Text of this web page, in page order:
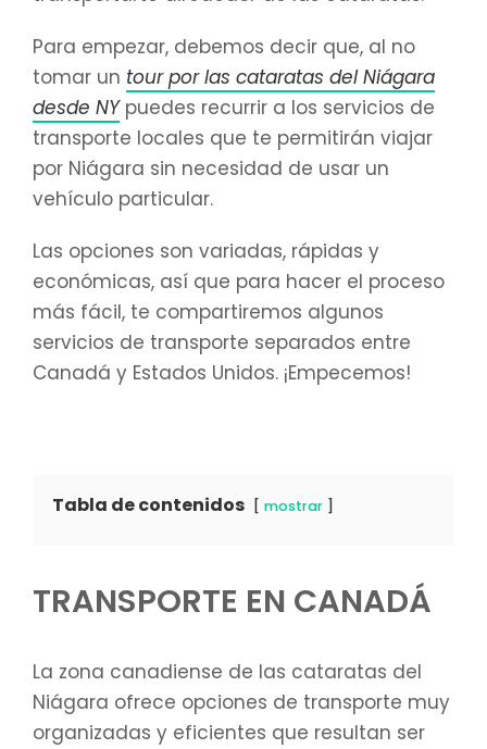
Para empezar, debemos decir que, al no
tomar un tour por las cataratas del Niágara
desde NYpuedes recurrir a los servicios de
transporte locales que te permitirán viajar
por Niágara sin necesidad de usar un
vehículo particular.
Las opciones son variadas, rápidas y
económicas, así que para hacer el proceso
más fácil, te compartiremos algunos
servicios de transporte separados entre
Canadá y Estados Unidos. ¡Empecemos!
Tabla de contenidos mostrar
TRANSPORTE EN CANADÁ
La zona canadiense de las cataratas del
Niágara ofrece opciones de transporte muy
organizadas y eficientes que resultan ser